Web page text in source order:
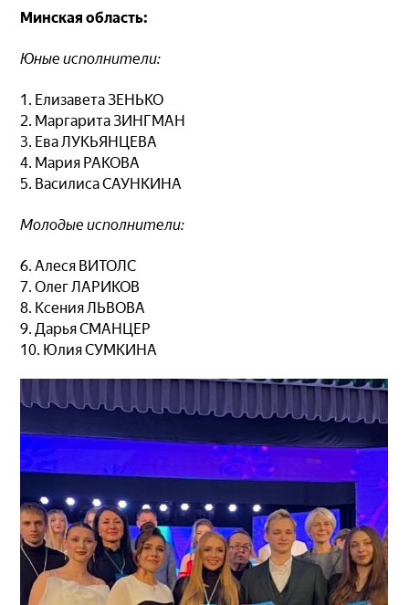
Минская область:
Юные исполнители:
1. Елизавета ЗЕНЬКО
2. Маргарита ЗИНГМАН
3. Ева ЛУКЬЯНЦЕВА
4. Мария РАКОВА
5. Василиса САУНКИНА
Молодые исполнители:
6. Алеся ВИТОЛС
7. Олег ЛАРИКОВ
8. Ксения ЛЬВОВА
9. Дарья СМАНЦЕР
10. Юлия СУМКИНА